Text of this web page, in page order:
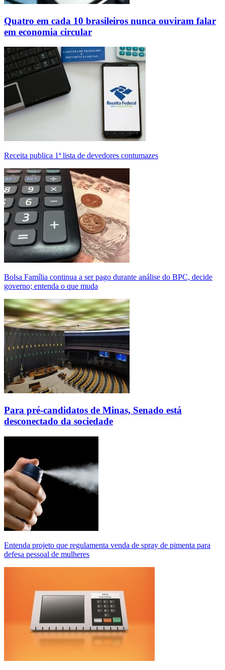
Quatro em cada 10 brasileiros nunca ouviram falar
em economia circular
Receita publica 1ª lista de devedores contumazes
Bolsa Família continua a ser pago durante análise do BPC, decide
governo; entenda o que muda
Para pré-candidatos de Minas, Senado está
desconectado da sociedade
Entenda projeto que regulamenta venda de spray de pimenta para
defesa pessoal de mulheres